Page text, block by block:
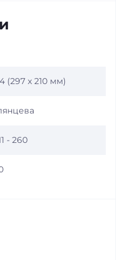
(297 x 210 мм)
- 260